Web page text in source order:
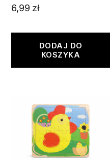
6,99 zł
DODAJ DO
KOSZYKA